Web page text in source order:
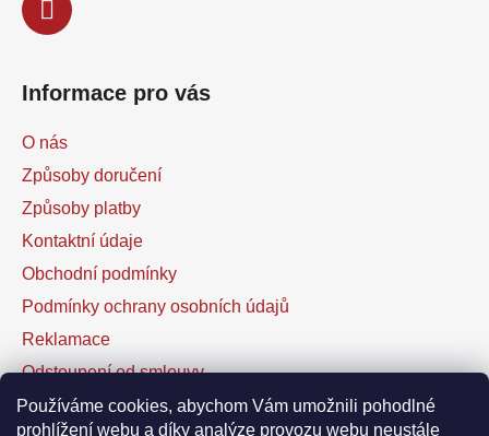
Používáme cookies, abychom Vám umožnili pohodlné
prohlížení webu a díky analýze provozu webu neustále
Informace pro vás
O nás
Způsoby doručení
Způsoby platby
Kontaktní údaje
Obchodní podmínky
Podmínky ochrany osobních údajů
Reklamace
Odstoupení od smlouvy
Kontaktní formulář